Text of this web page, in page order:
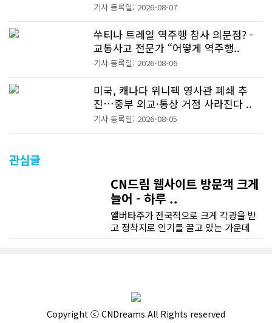
기사 등록일: 2026-08-07
쑤티나 트레일 역주행 참사 의문점? -
교통사고 전문가 “어떻게 역주행..
기사 등록일: 2026-08-06
미국, 캐나다 위니펙 영사관 폐쇄 추
진…중부 외교·통상 거점 사라진다 ..
기사 등록일: 2026-08-05
관심글
CN드림 웹사이트 방문객 크게
늘어 - 하루 ..
앨버타주가 전국적으로 크게 각광을 받
고 정착지로 인기를 끌고 있는 가운데
한달 기준으로 총 접속자 수가 40,730
명에 달하며 133만건 조회수를 기록했
Copyright ⓒ CNDreams All Rights reserved